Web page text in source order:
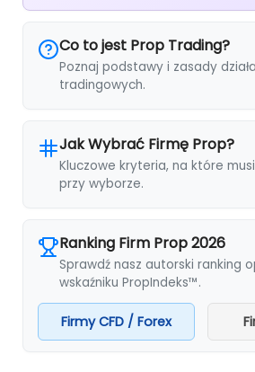
Co to jest Prop Trading?
Poznaj podstawy i zasady
tradingowych.
Jak Wybrać Firmę Prop?
Kluczowe kryteria, na które
przy wyborze.
Ranking Firm Prop 2026
Sprawdź nasz autorski ranking
wskaźniku PropIndeks™.
Firmy CFD / Forex